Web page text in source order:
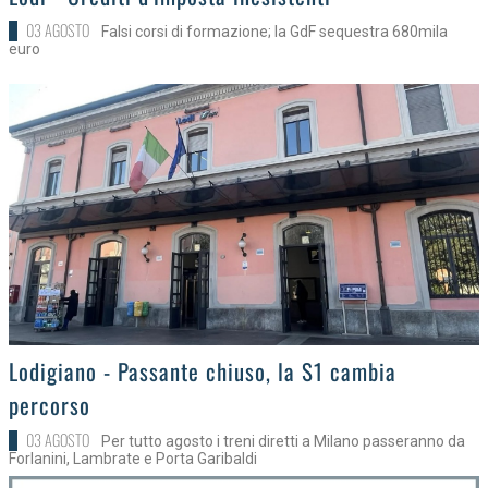
03 AGOSTO
Falsi corsi di formazione; la GdF sequestra 680mila
euro
>Lodigiano - Passante chiuso, la S1 cambia
percorso
03 AGOSTO
Per tutto agosto i treni diretti a Milano passeranno da
Forlanini, Lambrate e Porta Garibaldi